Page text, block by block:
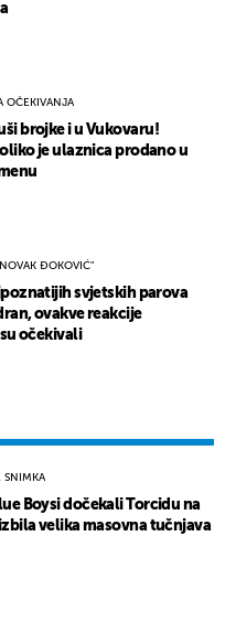
OČEKIVANJA
brojke i u Vukovaru!
je ulaznica prodano u
ĐOKOVIĆ"
svjetskih parova
ovakve reakcije
očekivali
SNIMKA
Boysi dočekali Torcidu na
velika masovna tučnjava